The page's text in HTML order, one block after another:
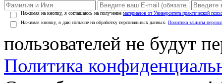
Нажимая на кнопку, я соглашаюсь на получение материалов от Университета практической
Нажимая кнопку, я даю согласие на обработку персональных данных. Политика защиты
пользователей не будут
Политика